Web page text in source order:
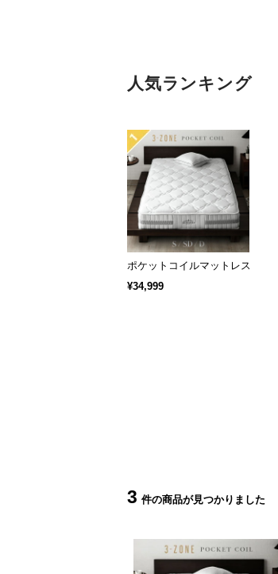
人気ランキング
ポケットコイルマットレス 超
¥34,999
3